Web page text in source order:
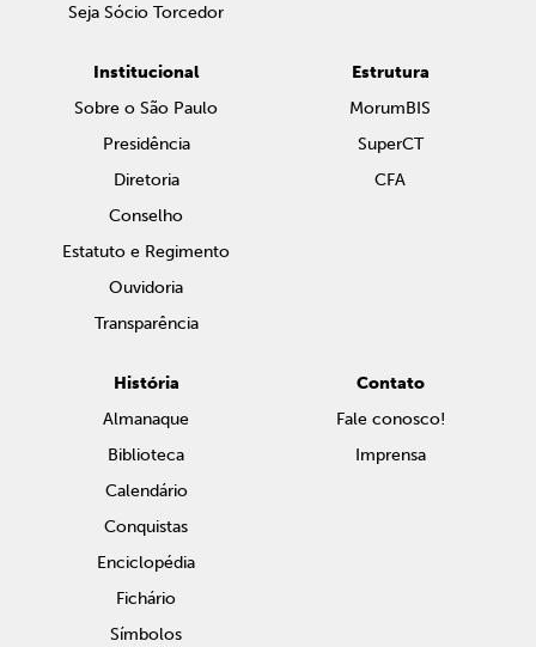
Seja Sócio Torcedor
Institucional
Sobre o São Paulo
Presidência
Diretoria
Conselho
Estatuto e Regimento
Ouvidoria
Transparência
Estrutura
MorumBIS
SuperCT
CFA
História
Almanaque
Biblioteca
Calendário
Conquistas
Enciclopédia
Fichário
Símbolos
Contato
Fale conosco!
Imprensa